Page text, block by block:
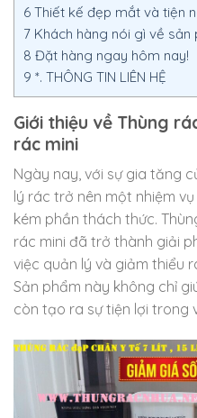
6 Thiết kế đẹp mắt và tiện
7 Khách hàng nói gì về sản
8 Đặt hàng ngay hôm nay!
9 *. THÔNG TIN LIÊN HỆ
Giới thiệu về Thùng
rác mini
Ngày nay, với sự gia tăng
lý rác trở nên một nhiệm
kém phần thách thức.
rác mini đã trở thành giải
việc quản lý và giảm thiểu
Sản phẩm này không chỉ
còn tạo ra sự tiện lợi trong